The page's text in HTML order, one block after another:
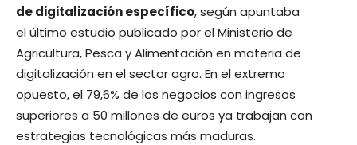
de digitalización específico, según apuntaba
el último estudio publicado por el Ministerio de
Agricultura, Pesca y Alimentación en materia de
digitalización en el sector agro. En el extremo
opuesto, el 79,6% de los negocios con ingresos
superiores a 50 millones de euros ya trabajan con
estrategias tecnológicas más maduras.